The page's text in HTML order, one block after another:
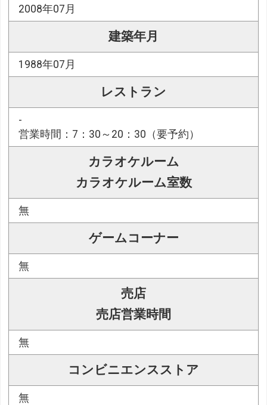
2008年07月
建築年月
1988年07月
レストラン
-
営業時間：7：30～20：30（要予約）
カラオケルーム
カラオケルーム室数
無
ゲームコーナー
無
売店
売店営業時間
無
コンビニエンスストア
無